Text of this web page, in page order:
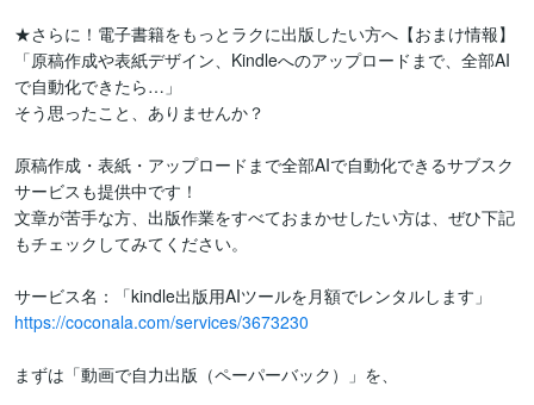
★さらに！電子書籍をもっとラクに出版したい方へ【おまけ情報】
「原稿作成や表紙デザイン、Kindleへのアップロードまで、全部AI
で自動化できたら…」
そう思ったこと、ありませんか？
原稿作成・表紙・アップロードまで全部AIで自動化できるサブスク
サービスも提供中です！
文章が苦手な方、出版作業をすべておまかせしたい方は、ぜひ下記
もチェックしてみてください。
https://coconala.com/services/3673230
まずは「動画で自力出版（ペーパーバック）」を、